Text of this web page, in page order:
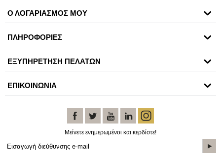
Ο ΛΟΓΑΡΙΑΣΜΟΣ ΜΟΥ
ΠΛΗΡΟΦΟΡΙΕΣ
ΕΞΥΠΗΡΕΤΗΣΗ ΠΕΛΑΤΩΝ
ΕΠΙΚΟΙΝΩΝΙΑ
Μείνετε ενημερωμένοι και κερδίστε!